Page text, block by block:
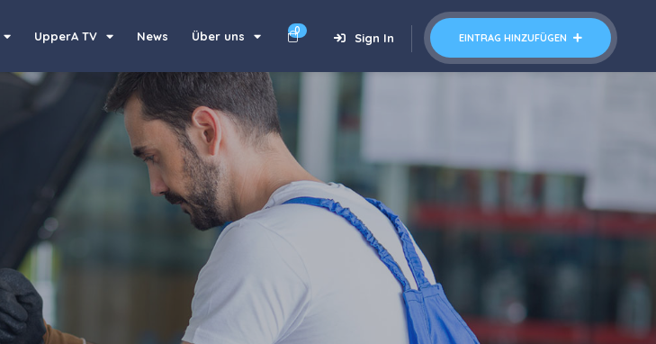
EINTRAG HINZUFÜGEN
Sign In
0
UpperA TV News Über uns